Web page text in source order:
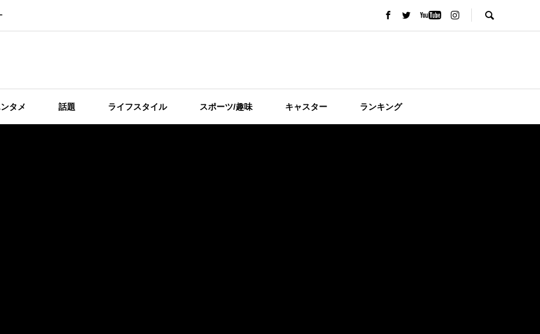
タメ 話題 ライフスタイル スポーツ/趣味 キャスター ランキング